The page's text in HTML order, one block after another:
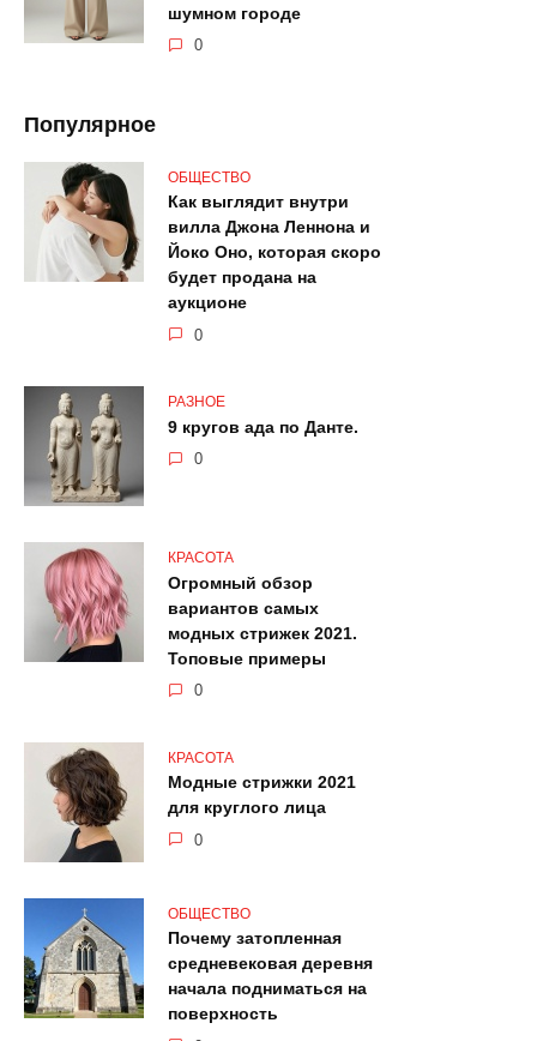
шумном городе
0
Популярное
ОБЩЕСТВО
Как выглядит внутри
вилла Джона Леннона и
Йоко Оно, которая скоро
будет продана на
аукционе
0
РАЗНОЕ
9 кругов ада по Данте.
0
КРАСОТА
Огромный обзор
вариантов самых
модных стрижек 2021.
Топовые примеры
0
КРАСОТА
Модные стрижки 2021
для круглого лица
0
ОБЩЕСТВО
Почему затопленная
средневековая деревня
начала подниматься на
поверхность